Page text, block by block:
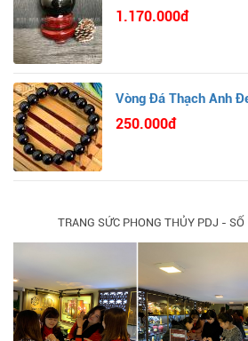
1.170.000đ
Vòng Đá Thạch Anh
250.000đ
TRANG SỨC PHONG THỦY PDJ - SỐ